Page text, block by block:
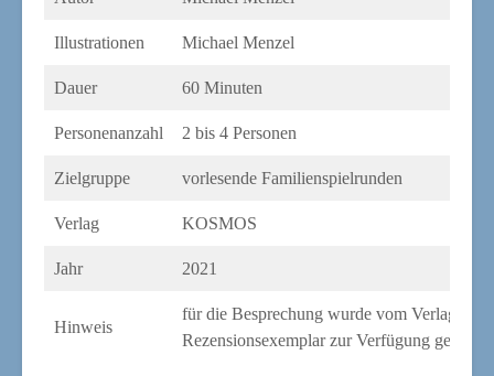
Illus­tra­tio­nen Micha­el Menzel
Dau­er 60 Minu­ten
Per­so­nen­an­zahl 2 bis 4 Personen
Ziel­grup­pe vor­le­sen­de Familienspielrunden
Ver­lag KOSMOS
Jahr 2021
Hin­weis
für die Bespre­chung wur­de vom Ver­lag ein
Rezen­si­ons­exem­plar zur Ver­fü­gung gestellt